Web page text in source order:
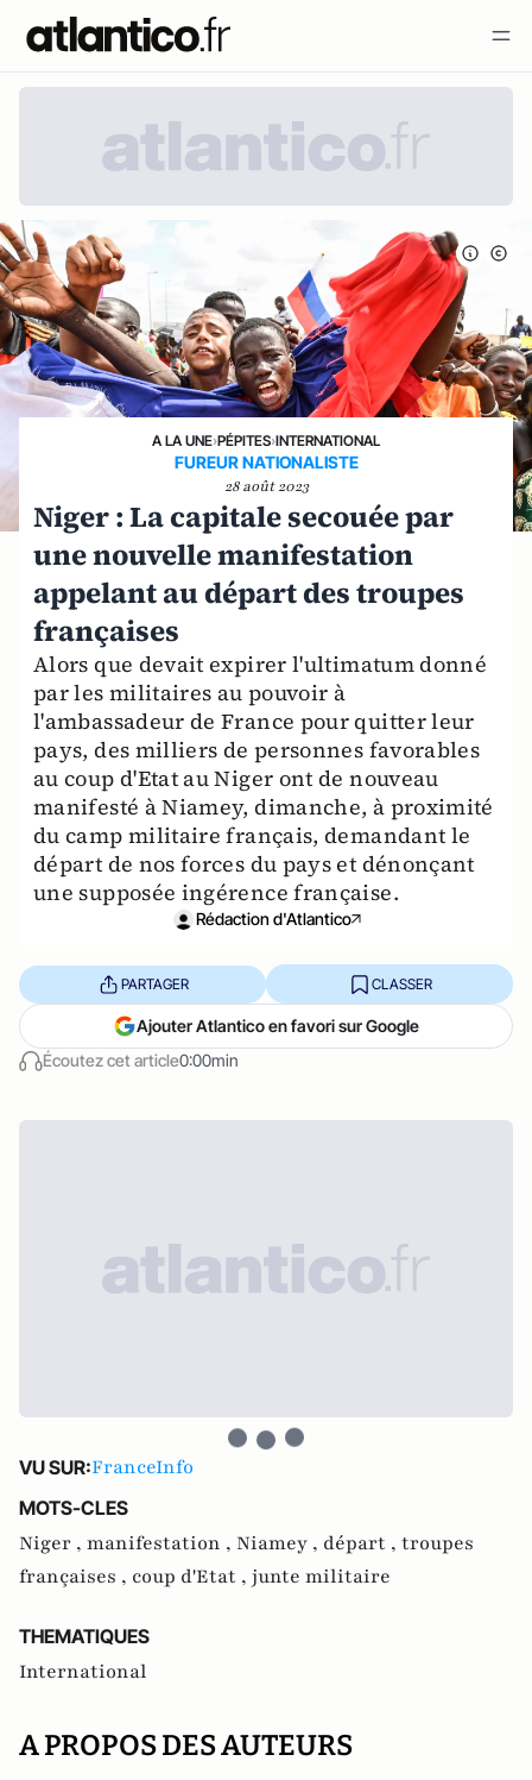
A LA UNE›PÉPITES›INTERNATIONAL
FUREUR NATIONALISTE
28 août 2023
Niger : La capitale secouée par
une nouvelle manifestation
appelant au départ des troupes
françaises
Alors que devait expirer l'ultimatum donné
par les militaires au pouvoir à
l'ambassadeur de France pour quitter leur
pays, des milliers de personnes favorables
au coup d'Etat au Niger ont de nouveau
manifesté à Niamey, dimanche, à proximité
du camp militaire français, demandant le
départ de nos forces du pays et dénonçant
une supposée ingérence française.
Rédaction d'Atlantico
Écoutez cet article0:00min
PARTAGER CLASSER
Ajouter Atlantico en favori sur Google
VU SUR:FranceInfo
MOTS-CLES
Niger , manifestation , Niamey , départ , troupes
françaises , coup d'Etat , junte militaire
THEMATIQUES
International
A PROPOS DES AUTEURS